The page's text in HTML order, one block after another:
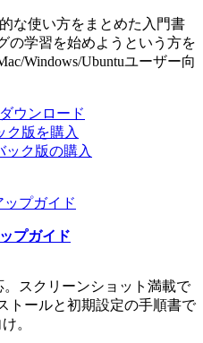
な使い方をまとめた入門書
の学習を始めようという方を
Windows/Ubuntuユーザー向
ウンロード
ク版を購入
ック版の購入
プガイド
。スクリーンショット満載で
トールと初期設定の手順書で
。